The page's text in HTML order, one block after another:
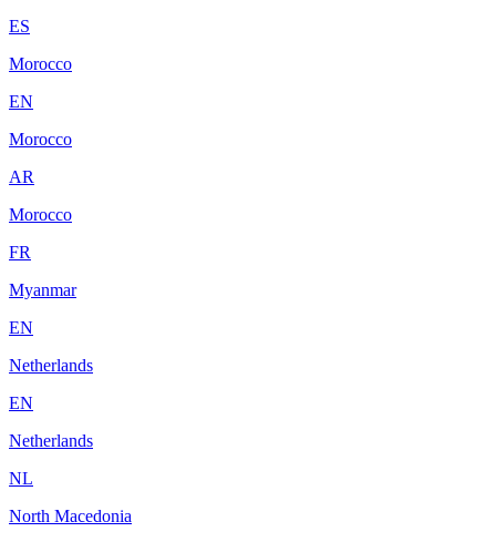
ES
Morocco
EN
Morocco
AR
Morocco
FR
Myanmar
EN
Netherlands
EN
Netherlands
NL
North Macedonia